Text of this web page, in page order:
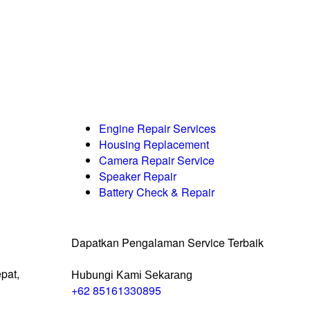
Engine Repair Services
Housing Replacement
Camera Repair Service
Speaker Repair
Battery Check & Repair
Dapatkan Pengalaman Service Terbaik
Hubungi Kami Sekarang
+62 85161330895